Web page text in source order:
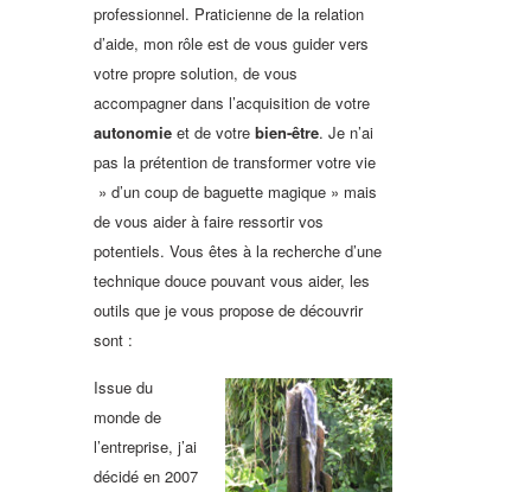
professionnel. Praticienne de la relation
d’aide, mon rôle est de vous guider vers
votre propre solution, de vous
accompagner dans l’acquisition de votre
autonomie et de votre bien-être. Je n’ai
pas la prétention de transformer votre vie
» d’un coup de baguette magique » mais
de vous aider à faire ressortir vos
potentiels. Vous êtes à la recherche d’une
technique douce pouvant vous aider, les
outils que je vous propose de découvrir
sont :
Issue du
monde de
l’entreprise, j’ai
décidé en 2007